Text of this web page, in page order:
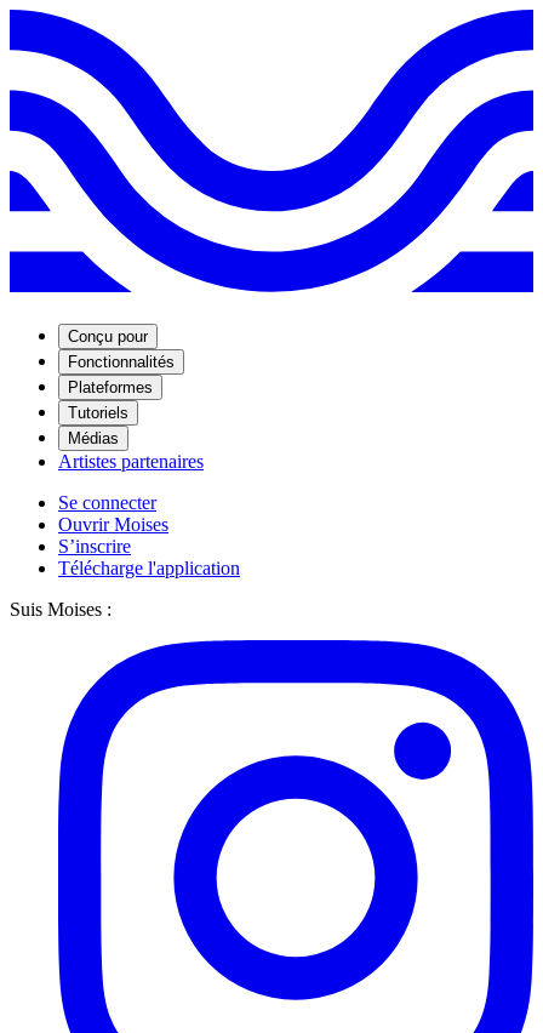
Conçu pour
Fonctionnalités
Plateformes
Tutoriels
Médias
Artistes partenaires
Se connecter
Ouvrir Moises
S’inscrire
Télécharge l'application
Suis Moises :